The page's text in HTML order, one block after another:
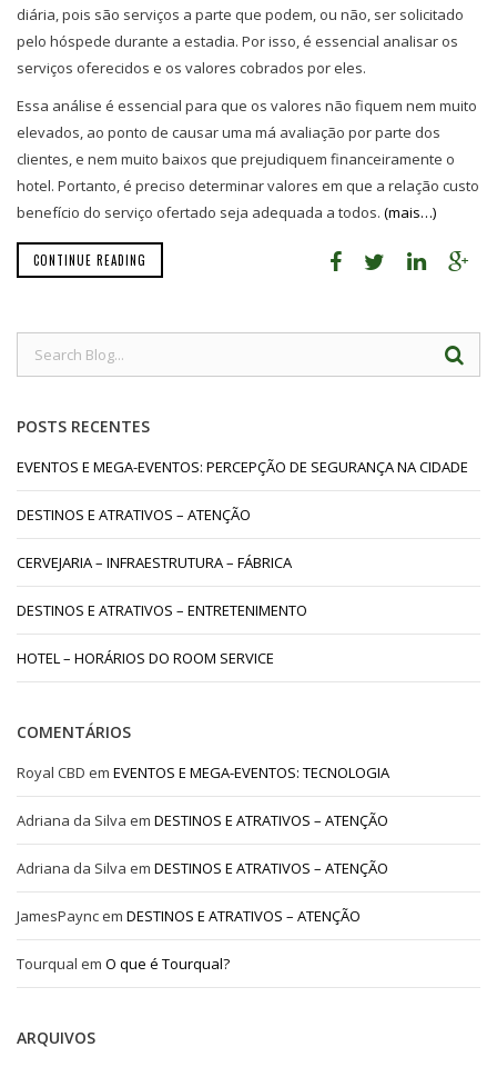
diária, pois são serviços a parte que podem, ou não, ser solicitado
pelo hóspede durante a estadia. Por isso, é essencial analisar os
serviços oferecidos e os valores cobrados por eles.
Essa análise é essencial para que os valores não fiquem nem muito
elevados, ao ponto de causar uma má avaliação por parte dos
clientes, e nem muito baixos que prejudiquem financeiramente o
hotel. Portanto, é preciso determinar valores em que a relação custo
benefício do serviço ofertado seja adequada a todos. (mais…)
CONTINUE READING
POSTS RECENTES
EVENTOS E MEGA-EVENTOS: PERCEPÇÃO DE SEGURANÇA NA CIDADE
DESTINOS E ATRATIVOS – ATENÇÃO
CERVEJARIA – INFRAESTRUTURA – FÁBRICA
DESTINOS E ATRATIVOS – ENTRETENIMENTO
HOTEL – HORÁRIOS DO ROOM SERVICE
COMENTÁRIOS
Royal CBD em EVENTOS E MEGA-EVENTOS: TECNOLOGIA
Adriana da Silva em DESTINOS E ATRATIVOS – ATENÇÃO
Adriana da Silva em DESTINOS E ATRATIVOS – ATENÇÃO
JamesPaync em DESTINOS E ATRATIVOS – ATENÇÃO
Tourqual em O que é Tourqual?
ARQUIVOS